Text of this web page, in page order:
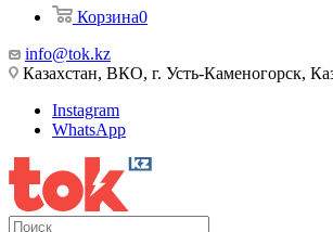
Корзина0
info@tok.kz
Казахстан, ВКО, г. Усть-Каменогорск,
Instagram
WhatsApp